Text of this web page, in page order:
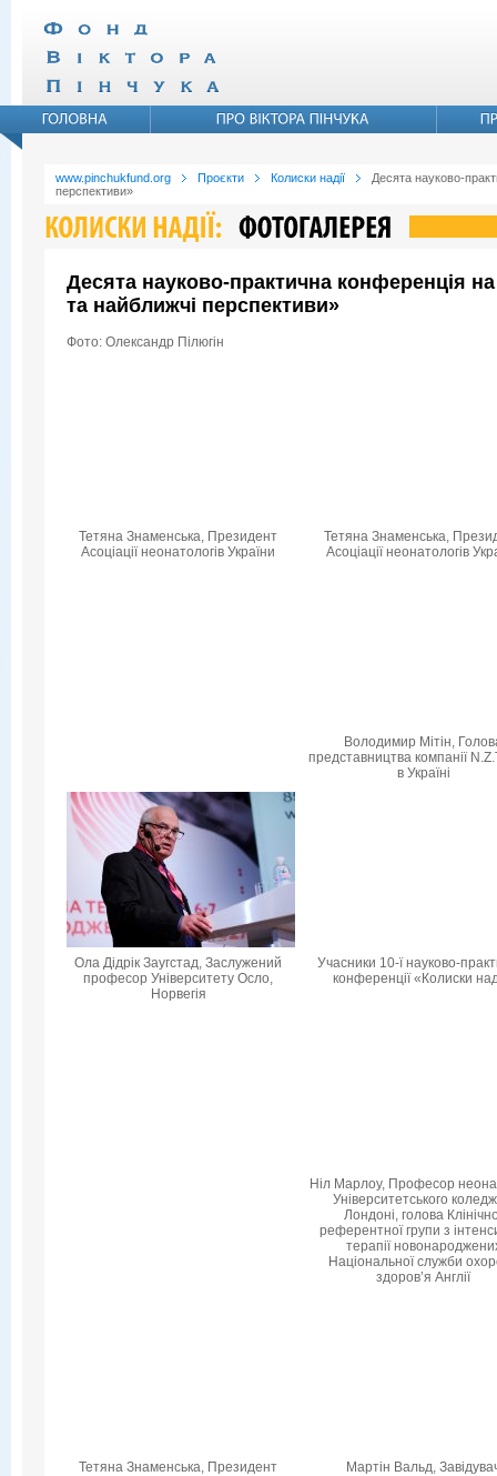
www.pinchukfund.org Проєкти Колиски надії
Десята науково-
перспективи»
Десята науково-практична конференцiя
та найближчі перспективи»
Фото: Олександр Пiлюгiн
Тетяна Знаменська, Президент
Асоціації неонатологів України
Тетяна Знаменська,
Асоціації неонатологів
Володимир Мітін,
представництва компанії
в Україні
Ола Дідрік Заугстад, Заслужений
професор Університету Осло,
Норвегія
Учасники 10-ї науково-
конференції «Колиски
Ніл Марлоу, Професор
Університетського
Лондоні, голова
референтної групи з
терапії
Національної служби
здоров’я Англії
Тетяна Знаменська, Президент
Мартін Вальд,